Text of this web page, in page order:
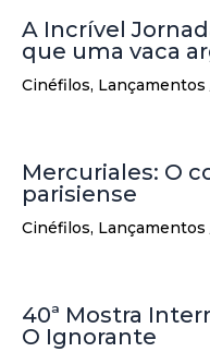
A Incrível
que uma vaca
Cinéfilos, Lançamentos
Mercuriales: O
parisiense
Cinéfilos, Lançamentos
40ª Mostra
O Ignorante